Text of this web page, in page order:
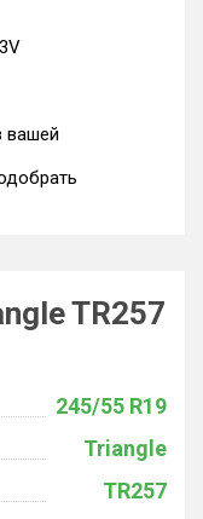
вашей
TR257
245/55 R19
Triangle
TR257